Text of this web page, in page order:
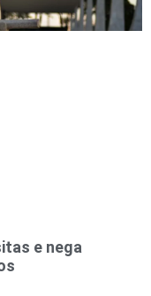
e nega